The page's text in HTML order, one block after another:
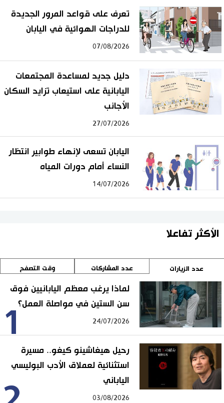
تعرف على قواعد المرور الجديدة
للدراجات الهوائية في اليابان
07/08/2026
دليل جديد لمساعدة المجتمعات
اليابانية على استيعاب تزايد السكان
الأجانب
27/07/2026
اليابان تسعى لإنهاء طوابير انتظار
النساء أمام دورات المياه
14/07/2026
الأكثر تفاعلا
عدد الزيارات عدد المشاركات وقت التصفح
1
لماذا يرغب معظم اليابانيين فوق
سن الستين في مواصلة العمل؟
24/07/2026
رحيل هيغاشينو كيغو.. مسيرة
استثنائية لعملاق الأدب البوليسي
الياباني
03/08/2026